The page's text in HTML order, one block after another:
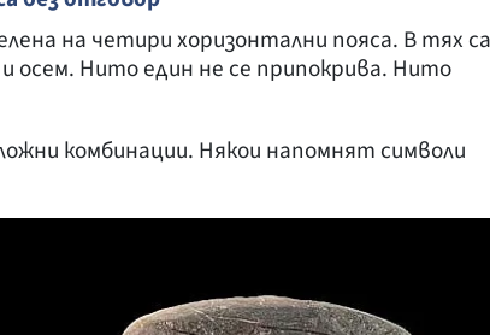
на четири хоризонтални пояса. В тях са
Нито един не се припокрива. Нито
комбинации. Някои напомнят символи